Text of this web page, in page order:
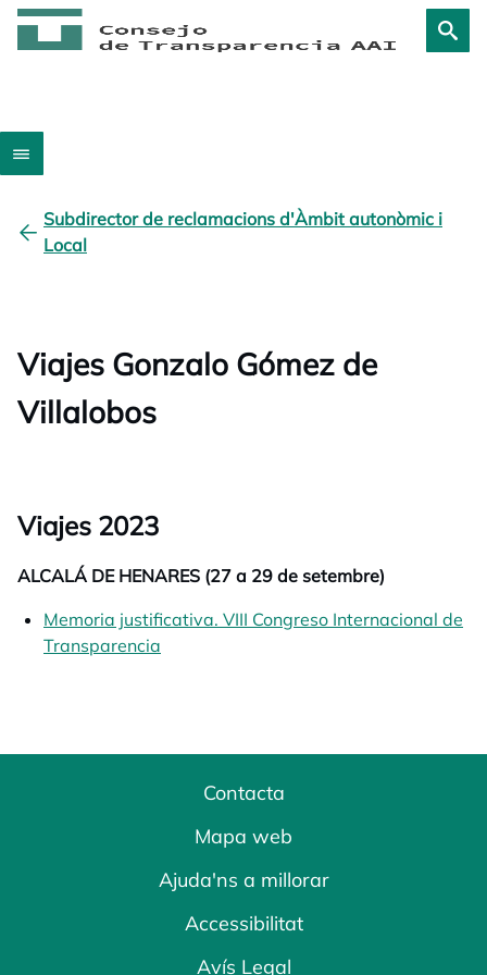
Subdirector de reclamacions d'Àmbit autonòmic i
Local
Viajes Gonzalo Gómez de
Villalobos
Viajes 2023
ALCALÁ DE HENARES (27 a 29 de setembre)
Memoria justificativa. VIII Congreso Internacional de
Transparencia
Contacta
Mapa web
Ajuda'ns a millorar
Accessibilitat
Avís Legal